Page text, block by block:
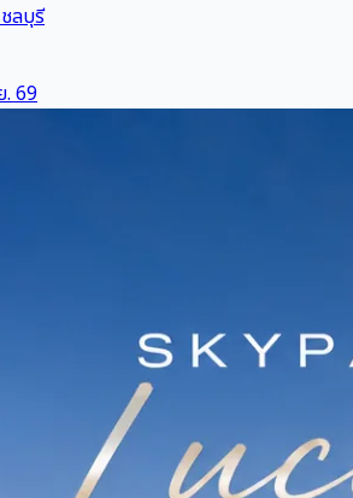
ลบุรี
. 69